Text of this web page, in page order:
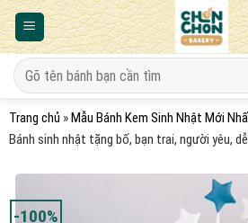
Bỏ
qua
nội
dung
Tìm
kiếm:
Trang chủ »Mẫu Bánh Kem Sinh Nhật Mới
Bánh sinh nhật tặng bố, bạn trai, người yêu,
-100%